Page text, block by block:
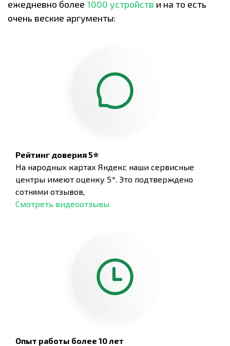
ежедневно более 1000 устройств и на то есть
очень веские аргументы:
Рейтинг доверия 5⭐
На народных картах Яндекс наши сервисные
центры имеют оценку 5*. Это подтверждено
сотнями отзывов,
Смотреть видеоотзывы
Опыт работы более 10 лет